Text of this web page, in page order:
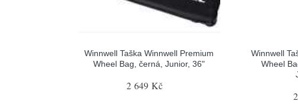
Winnwell Taška Winnwell Premium
Wheel Bag, černá, Junior, 36"
2 649 Kč
Winnwell
Wheel